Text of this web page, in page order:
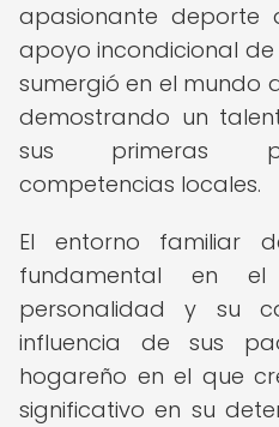
apasionante deporte
apoyo incondicional
sumergió en el mundo
demostrando un
sus primeras
competencias locales.
El entorno familiar
fundamental en
personalidad y su
influencia de sus
hogareño en el que
significativo en su